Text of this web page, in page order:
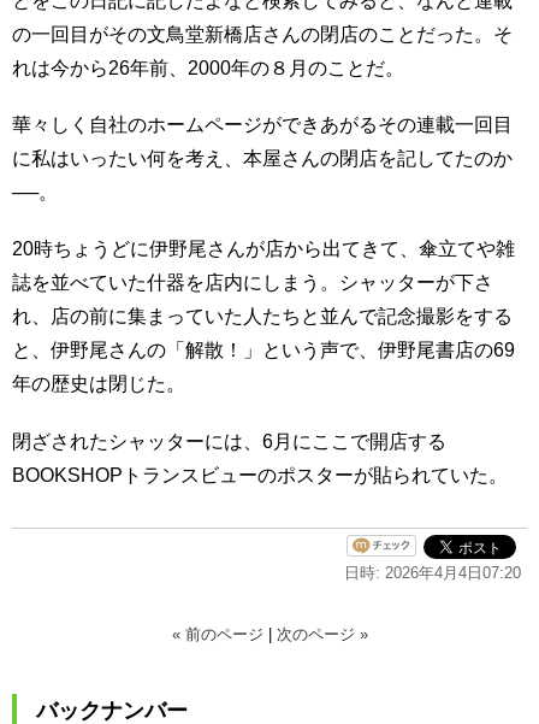
の一回目がその文鳥堂新橋店さんの閉店のことだった。そ
れは今から26年前、2000年の８月のことだ。
華々しく自社のホームページができあがるその連載一回目
に私はいったい何を考え、本屋さんの閉店を記してたのか
──。
20時ちょうどに伊野尾さんが店から出てきて、傘立てや雑
誌を並べていた什器を店内にしまう。シャッターが下さ
れ、店の前に集まっていた人たちと並んで記念撮影をする
と、伊野尾さんの「解散！」という声で、伊野尾書店の69
年の歴史は閉じた。
閉ざされたシャッターには、6月にここで開店する
BOOKSHOPトランスビューのポスターが貼られていた。
日時: 2026年4月4日07:20
« 前のページ | 次のページ »
バックナンバー